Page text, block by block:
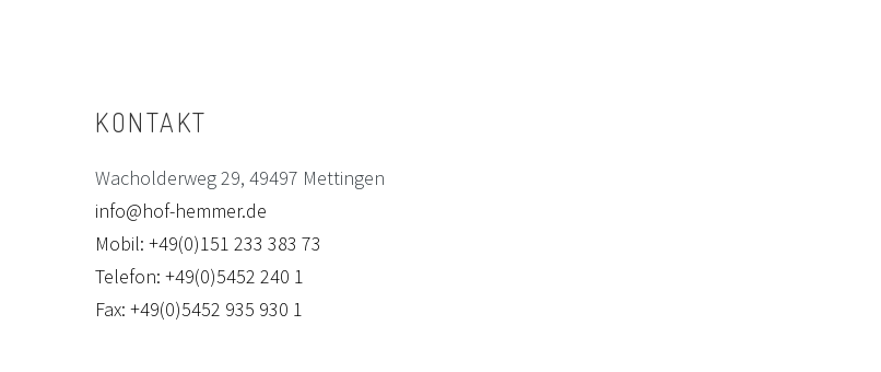
KONTAKT
Wacholderweg 29, 49497 Mettingen
info@hof-hemmer.de
Mobil: +49(0)151 233 383 73
Telefon: +49(0)5452 240 1
Fax: +49(0)5452 935 930 1